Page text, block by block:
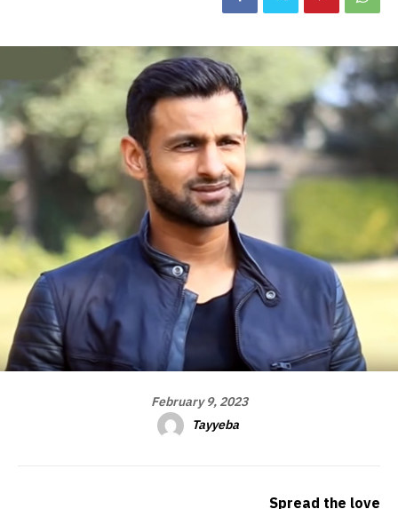
February 9, 2023
Tayyeba
Spread the love